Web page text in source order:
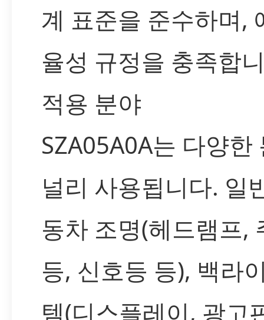
계 표준을 준수하며,
율성 규정을 충족합
적용 분야
SZA05A0A는 다양한
널리 사용됩니다. 일
동차 조명(헤드램프,
등, 신호등 등), 백라
템(디스플레이, 광고